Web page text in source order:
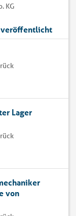
KG
veröffentlicht
Lager
von